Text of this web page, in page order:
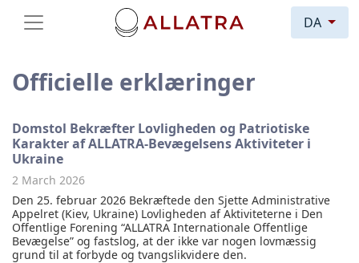
DA
Officielle erklæringer
Domstol Bekræfter Lovligheden og Patriotiske
Karakter af ALLATRA-Bevægelsens Aktiviteter i
Ukraine
2 March 2026
Den 25. februar 2026 Bekræftede den Sjette Administrative
Appelret (Kiev, Ukraine) Lovligheden af Aktiviteterne i Den
Offentlige Forening “ALLATRA Internationale Offentlige
Bevægelse” og fastslog, at der ikke var nogen lovmæssig
grund til at forbyde og tvangslikvidere den.